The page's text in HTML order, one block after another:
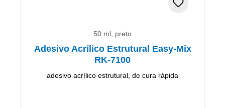
50 ml, preto
Adesivo Acrílico Estrutural Easy-Mix
RK-7100
adesivo acrílico estrutural, de cura rápida